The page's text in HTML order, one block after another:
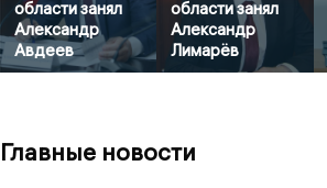
области занял
Александр
Авдеев
области занял
Александр
Лимарёв
Главные новости